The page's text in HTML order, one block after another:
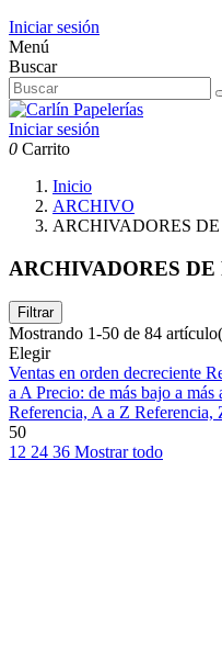
Iniciar sesión
Menú
Buscar
Iniciar sesión
0 Carrito
Inicio
ARCHIVO
ARCHIVADORES
ARCHIVADORES
Filtrar
Mostrando 1-50 de 84
Elegir
Ventas en orden decreciente
a APrecio: de más bajo a más
Referencia, A a Z Referencia,
50
12 24 36 Mostrar todo